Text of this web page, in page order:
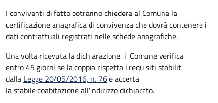
I conviventi di fatto potranno chiedere al Comune la
certificazione anagrafica di convivenza che dovrà contenere i
dati contrattuali registrati nelle schede anagrafiche.
Una volta ricevuta la dichiarazione, il Comune verifica
entro 45 giorni se la coppia rispetta i requisiti stabiliti
dalla Legge 20/05/2016, n. 76e accerta
la stabile coabitazione all'indirizzo dichiarato.